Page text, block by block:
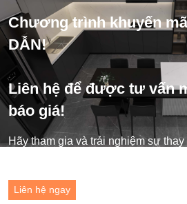
Chương trình khuyến
DẪN!
Liên hệ để được tư vấn
báo giá!
Hãy tham gia và trải nghiệm sự
Liên hệ ngay